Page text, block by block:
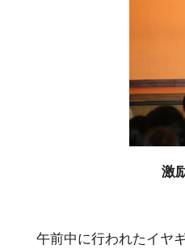
激
午前中に行われたイヤ